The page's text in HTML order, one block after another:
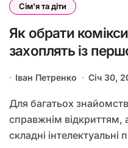
Сім'я та діти
Як обрати
захоплять із
Іван Петренко Січ 30,
Для багатьох знайомство з цим жанром стає
справжнім
складні інтелектуальні